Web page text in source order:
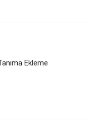
Ekleme